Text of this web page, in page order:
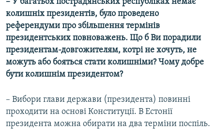
колишніх президентів, було проведено
референдуми про збільшення термінів
президентських повноважень. Що б Ви порадили
президентам-довгожителям, котрі не хочуть, не
можуть або бояться стати колишніми? Чому добре
бути колишнім президентом?
– Вибори глави держави (президента) повинні
проходити на основі Конституції. В Естонії
президента можна обирати на два терміни поспіль.